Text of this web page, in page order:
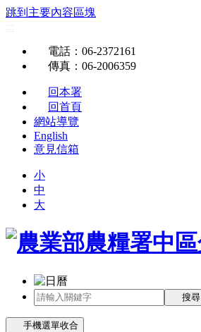
跳到主要內容區塊
電話 ：06-2372161
傳真 ：06-2006359
回本署
回首頁
網站導覽
English
意見信箱
小
中
大
搜尋
手機選單收合